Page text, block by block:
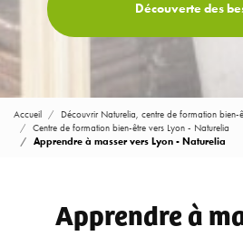
Découverte des
Accueil
Découvrir Naturelia, centre de formation
Centre de formation bien-être vers Lyon - Naturelia
Apprendre à masser vers Lyon - Naturelia
Apprendre à